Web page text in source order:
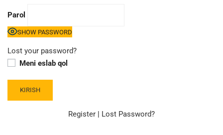
Parol
SHOW PASSWORD
Lost your password?
Meni eslab qol
Register | Lost Password?